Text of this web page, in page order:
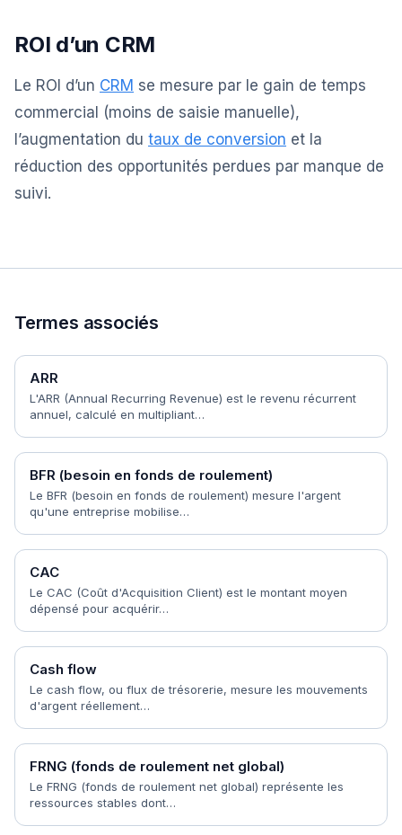
ROI d’un CRM
Le ROI d’un CRM se mesure par le gain de temps
commercial (moins de saisie manuelle),
l’augmentation du taux de conversion et la
réduction des opportunités perdues par manque de
suivi.
Termes associés
ARR
L'ARR (Annual Recurring Revenue) est le revenu récurrent
annuel, calculé en multipliant…
BFR (besoin en fonds de roulement)
Le BFR (besoin en fonds de roulement) mesure l'argent
qu'une entreprise mobilise…
CAC
Le CAC (Coût d'Acquisition Client) est le montant moyen
dépensé pour acquérir…
Cash flow
Le cash flow, ou flux de trésorerie, mesure les mouvements
d'argent réellement…
FRNG (fonds de roulement net global)
Le FRNG (fonds de roulement net global) représente les
ressources stables dont…